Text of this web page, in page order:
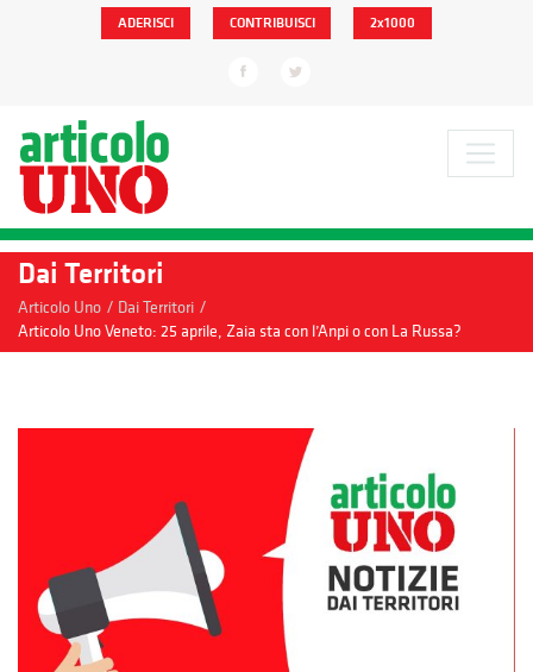
ADERISCI CONTRIBUISCI 2x1000
Dai Territori
Articolo Uno / Dai Territori /
Articolo Uno Veneto: 25 aprile, Zaia sta con l’Anpi o con La Russa?